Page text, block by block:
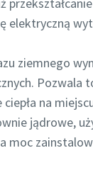
ziemnego
na
jądrowe,
moc